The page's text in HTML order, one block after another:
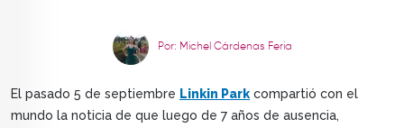
Por: Michel Cárdenas Feria
El pasado 5 de septiembre Linkin Parkcompartió con el
mundo la noticia de que luego de 7 años de ausencia,